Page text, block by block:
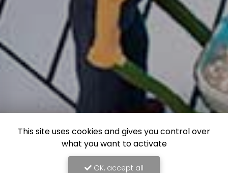
This site uses cookies and gives you control over
what you want to activate
OK, accept all